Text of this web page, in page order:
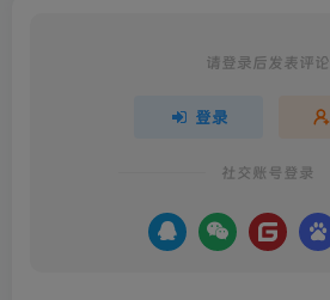
请登录后发表评论
登录
社交账号登录